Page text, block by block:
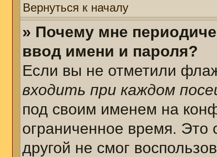
Вернуться к началу
» Почему мне
ввод имени и пароля?
Если вы не отметили
входить при каждом
под своим именем на
ограниченное время. Это
другой не смог